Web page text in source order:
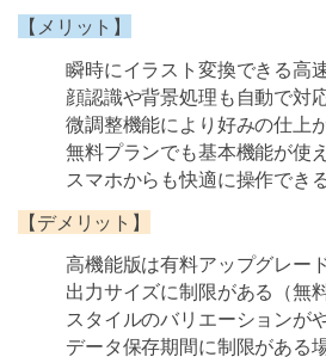
【メリット】
瞬時にイラスト変換できる高
顔認識や背景処理も自動で対
微調整機能により好みの仕上
無料プランでも基本機能が使
スマホからも快適に操作でき
【デメリット】
高機能版は有料アップグレー
出力サイズに制限がある（無料
スタイルのバリエーションが
データ保存期間に制限がある